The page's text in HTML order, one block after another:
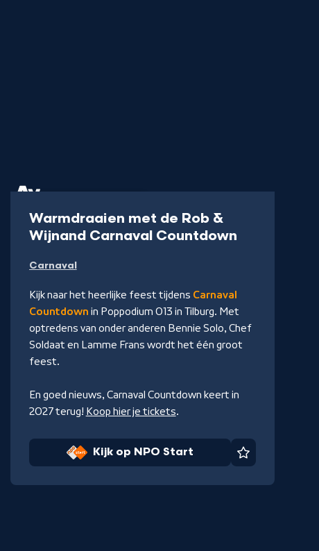
Warmdraaien met de Rob &
Wijnand Carnaval Countdown-
NPO
Start
Carnaval
Kijk naar het heerlijke feest tijdens Carnaval
Countdown in Poppodium 013 in Tilburg. Met
optredens van onder anderen Bennie Solo, Chef
Soldaat en Lamme Frans wordt het één groot
feest.
En goed nieuws, Carnaval Countdown keert in
2027 terug! Koop hier je tickets.
Kijk op NPO Start Favoriet